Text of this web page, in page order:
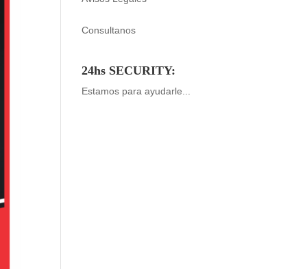
Consultanos
24hs SECURITY:
Estamos para ayudarle...